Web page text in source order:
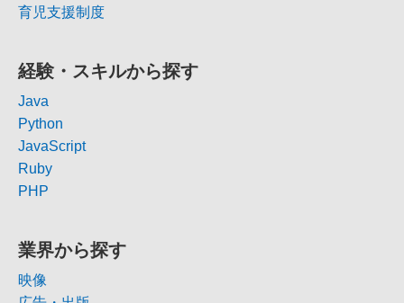
育児支援制度
経験・スキルから探す
Java
Python
JavaScript
Ruby
PHP
業界から探す
映像